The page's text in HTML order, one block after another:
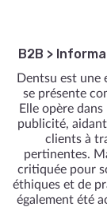
B2B >
Dentsu est une
se présente
Elle opère
publicité,
clients à
pertinentes.
critiquée pour
éthiques et de
également été